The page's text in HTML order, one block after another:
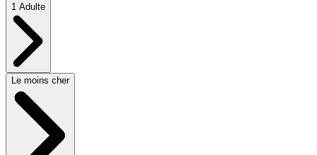
1 Adulte
Le moins cher